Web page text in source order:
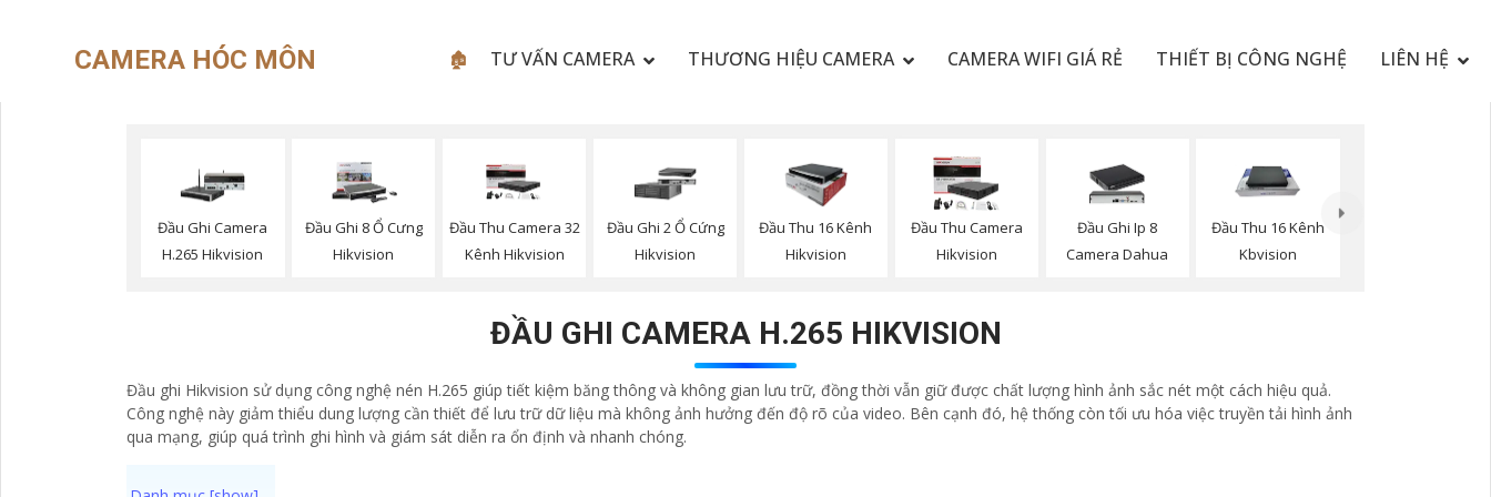
CAMERA HÓC MÔN 🏚 TƯ VẤN CAMERA THƯƠNG HIỆU CAMERA CAMERA WIFI GIÁ RẺ THIẾT BỊ CÔNG NGHỆ LIÊN HỆ
Đầu Ghi Camera
H.265 Hikvision
Đầu Ghi 8 Ổ Cưng
Hikvision
Đầu Thu Camera 32
Kênh Hikvision
Đầu Ghi 2 Ổ Cứng
Hikvision
Đầu Thu 16 Kênh
Hikvision
Đầu Thu Camera
Hikvision
Đầu Ghi Ip 8
Camera Dahua
Đầu Thu 16 Kênh
Kbvision
ĐẦU GHI CAMERA H.265 HIKVISION
Đầu ghi Hikvision sử dụng công nghệ nén H.265 giúp tiết kiệm băng thông và không gian lưu trữ, đồng thời vẫn giữ được chất lượng hình ảnh sắc nét một cách hiệu quả.
Công nghệ này giảm thiểu dung lượng cần thiết để lưu trữ dữ liệu mà không ảnh hưởng đến độ rõ của video. Bên cạnh đó, hệ thống còn tối ưu hóa việc truyền tải hình ảnh
qua mạng, giúp quá trình ghi hình và giám sát diễn ra ổn định và nhanh chóng.